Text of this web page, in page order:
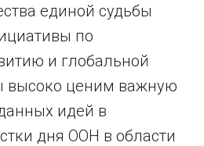
единой судьбы
по
и глобальной
высоко ценим важную
идей в
дня ООН в области